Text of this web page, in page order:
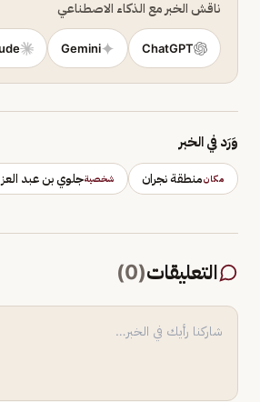
ناقش الخبر مع الذكاء الاصطناعي
ChatGPT
Gemini
وَرَد في الخبر
مكانمنطقة نجران شخصيةجلوي بن عبد
التعليقات(
0
)